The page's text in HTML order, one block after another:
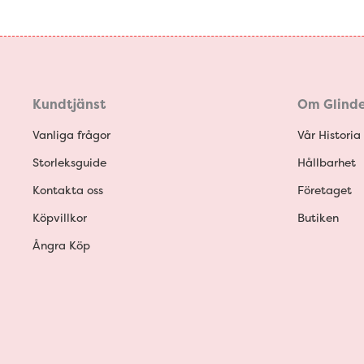
Kundtjänst
Vanliga frågor
Storleksguide
Kontakta oss
Köpvillkor
Ångra Köp
Om
Vår Historia
Hållbarhet
Företaget
Butiken